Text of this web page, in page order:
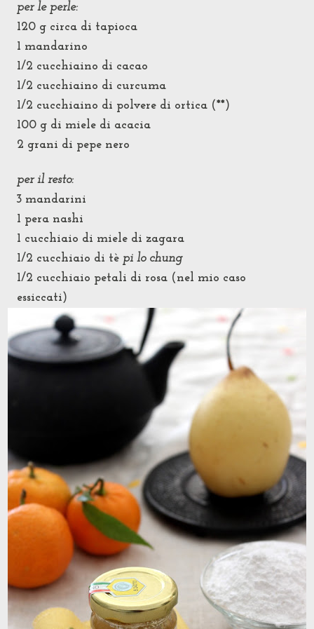
per le perle:
120 g circa di tapioca
1 mandarino
1/2 cucchiaino di cacao
1/2 cucchiaino di curcuma
1/2 cucchiaino di polvere di ortica (**)
100 g di miele di acacia
2 grani di pepe nero
per il resto:
3 mandarini
1 pera nashi
1 cucchiaio di miele di zagara
1/2 cucchiaio di tè pi lo chung
1/2 cucchiaio petali di rosa (nel mio caso
essiccati)